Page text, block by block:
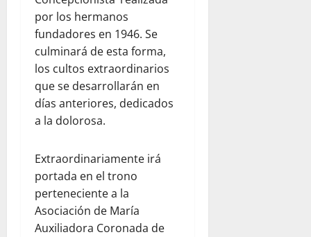
por los hermanos
fundadores en 1946. Se
culminará de esta forma,
los cultos extraordinarios
que se desarrollarán en
días anteriores, dedicados
a la dolorosa.
Extraordinariamente irá
portada en el trono
perteneciente a la
Asociación de María
Auxiliadora Coronada de